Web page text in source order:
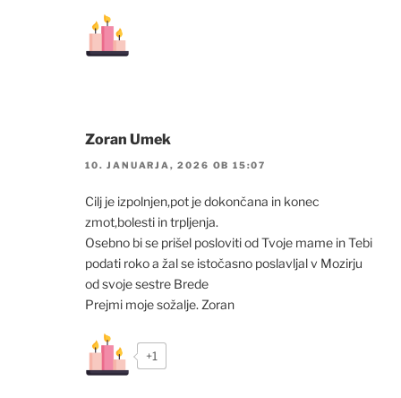
Zoran Umek
10. JANUARJA, 2026 OB 15:07
Cilj je izpolnjen,pot je dokončana in konec
zmot,bolesti in trpljenja.
Osebno bi se prišel posloviti od Tvoje mame in Tebi
podati roko a žal se istočasno poslavljal v Mozirju
od svoje sestre Brede
Prejmi moje sožalje. Zoran
+1